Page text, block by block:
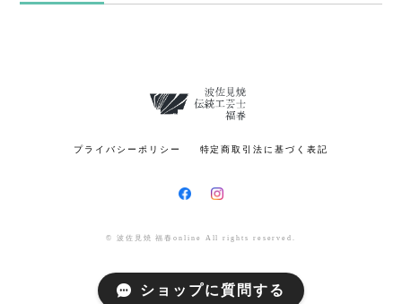
プライバシーポリシー 特定商取引法に基づく表記
© 波佐見焼 福春online All rights reserved.
ショップに質問する